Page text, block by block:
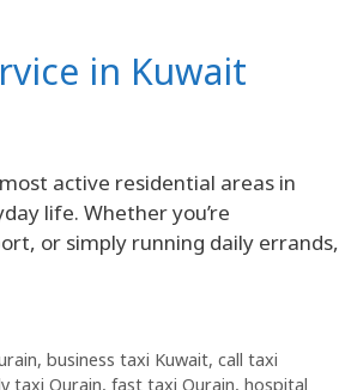
in Kuwait
active residential areas in
life. Whether you’re
or simply running daily errands,
, business taxi Kuwait, call taxi
taxi Qurain, fast taxi Qurain, hospital